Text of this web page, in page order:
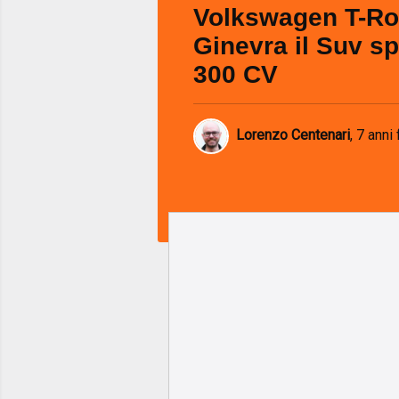
Volkswagen T-
Ginevra il Suv
300 CV
Lorenzo Centenari, 7 anni